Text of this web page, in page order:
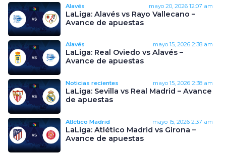
Alavés mayo 20, 2026 12:07 am
LaLiga: Alavés vs Rayo Vallecano –
Avance de apuestas
Alavés mayo 15, 2026 2:38 am
LaLiga: Real Oviedo vs Alavés –
Avance de apuestas
Noticias recientes mayo 15, 2026 2:38 am
LaLiga: Sevilla vs Real Madrid – Avance
de apuestas
Atlético Madrid mayo 15, 2026 2:37 am
LaLiga: Atlético Madrid vs Girona –
Avance de apuestas